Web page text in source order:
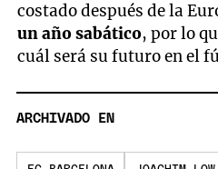
costado después de la
un año sabático, por lo
cuál será su futuro en el
ARCHIVADO EN